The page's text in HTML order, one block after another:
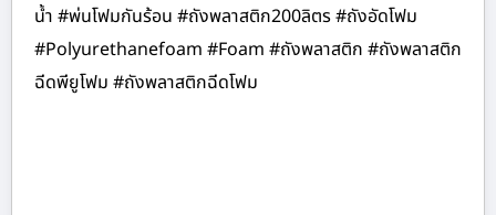
น้ำ #พ่นโฟมกันร้อน #ถังพลาสติก200ลิตร #ถังอัดโฟม
#Polyurethanefoam #Foam #ถังพลาสติก #ถังพลาสติก
ฉีดพียูโฟม #ถังพลาสติกฉีดโฟม